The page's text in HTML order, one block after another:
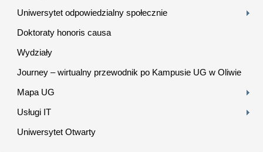
Uniwersytet odpowiedzialny społecznie
Doktoraty honoris causa
Wydziały
Journey – wirtualny przewodnik po Kampusie UG w Oliwie
Mapa UG
Usługi IT
Uniwersytet Otwarty